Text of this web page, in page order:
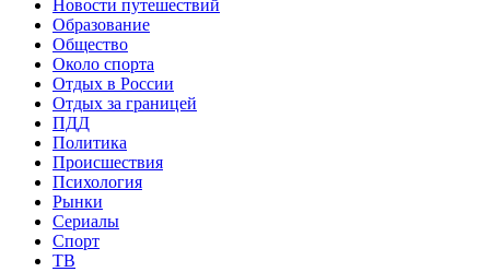
Новости путешествий
Образование
Общество
Около спорта
Отдых в России
Отдых за границей
ПДД
Политика
Происшествия
Психология
Рынки
Сериалы
Спорт
ТВ